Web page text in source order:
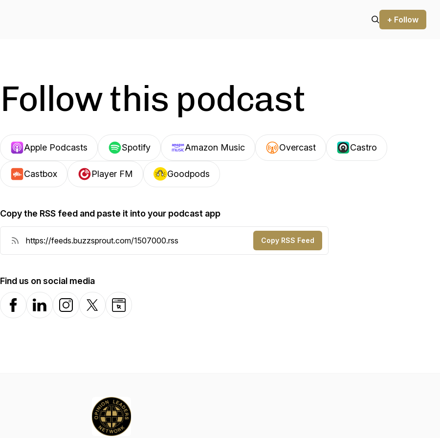
+ Follow
Follow this podcast
Apple Podcasts Spotify Amazon Music Overcast Castro
Castbox Player FM Goodpods
Copy the RSS feed and paste it into your podcast app
Copy RSS Feed
Find us on social media
FacebookLinkedInInstagramX-com Website